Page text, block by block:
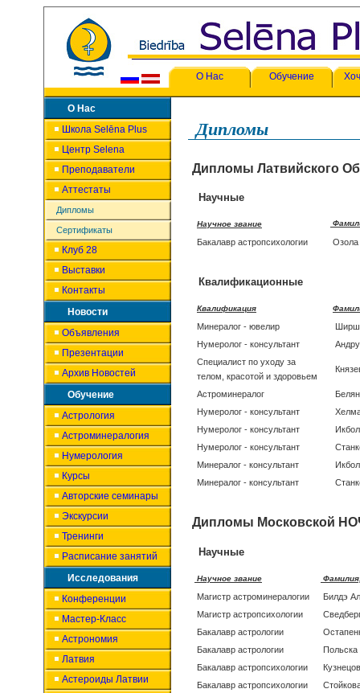
О Нас Обучение
О Нас
Школа Selēna Plus
Центр Selena
Преподаватели
Аттестаты
Дипломы
Сертификаты
Клуб 28
Выставки
Контакты
Новости
Объявления
Презентации
Архив Новостей
Обучение
Астрология
Астроминералогия
Нумерология
Курсы
Авторские семинары
Экскурсии
Тренинги
Расписание занятий
Исследования
Конференции
Мастер-Класс
Астрономия
Латвия
Астероиды Латвии
Дипломы
Дипломы Латвийского
Научные
Научное звание
Бакалавр астропсихологии
Квалификационные
Квалификация
Минералог - ювелир
Нумеролог - консультант
Специалист по уходу за
телом, красотой и здоровьем
Астроминералог
Нумеролог - консультант
Нумеролог - консультант
Нумеролог - консультант
Минералог - консультант
Минералог - консультант
Дипломы Московской
Научные
Научное звание
Магистр астроминералогии
Билдэ
Магистр астропсихологии
Бакалавр астрологии
Бакалавр астрологии
Бакалавр астропсихологии
Бакалавр астропсихологии